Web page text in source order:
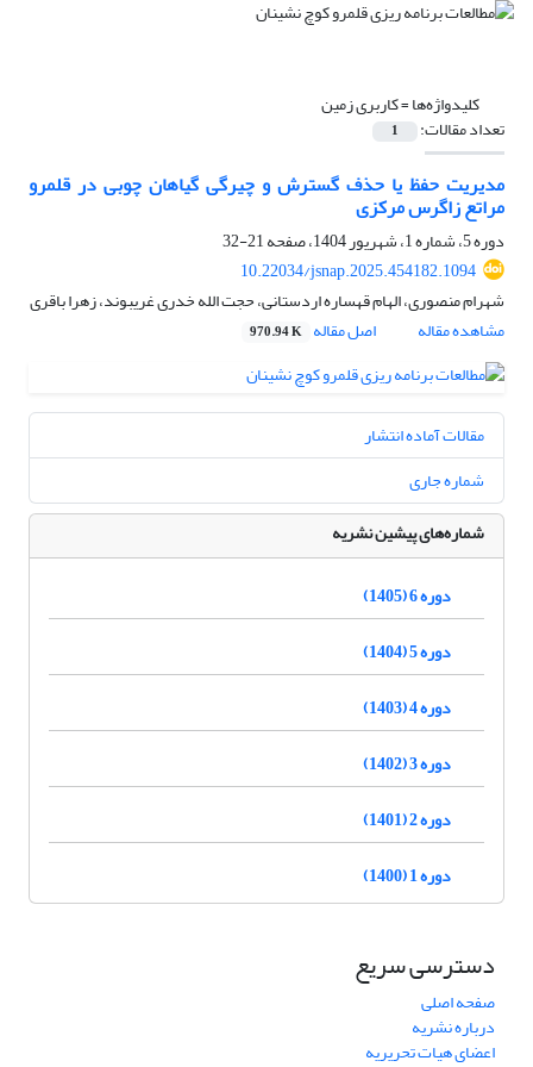
کلیدواژه‌ها =کاربری زمین
تعداد مقالات: 1
مدیریت حفظ یا حذف گسترش و چیرگی گیاهان چوبی در قلمرو
مراتع زاگرس مرکزی
دوره 5، شماره 1، شهریور 1404، صفحه
21-32
10.22034/jsnap.2025.454182.1094
شهرام منصوری، الهام قهساره اردستانی، حجت الله خدری غریبوند، زهرا باقری
مشاهده مقاله
اصل مقاله 970.94 K
مقالات آماده انتشار
شماره جاری
شماره‌های پیشین نشریه
دوره 6 (1405)
دوره 5 (1404)
دوره 4 (1403)
دوره 3 (1402)
دوره 2 (1401)
دوره 1 (1400)
دسترسی سریع
صفحه اصلی
درباره نشریه
اعضای هیات تحریریه